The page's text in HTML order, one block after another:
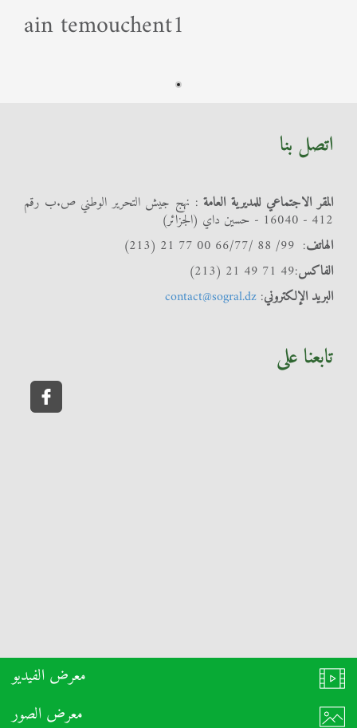
ain temouchent1
اتصل بنا
المقر الاجتماعي للمديرية العامة : نهج جيش التحرير الوطني ص.ب رقم
412 - 16040 - حسين داي (الجزائر)
الهاتف: 99/ 88 /66/77 00 77 21 (213)
الفاكس:49 71 49 21 (213)
البريد الإلكتروني:
contact@sogral.dz
تابعنا على
معرض الفيديو
معرض الصور